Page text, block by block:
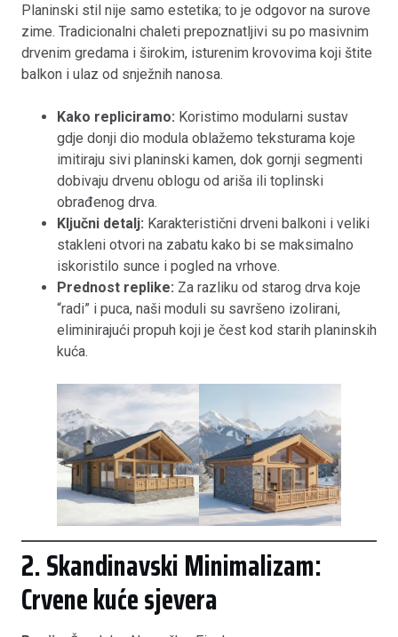
Planinski stil nije samo estetika; to je odgovor na surove
zime. Tradicionalni chaleti prepoznatljivi su po masivnim
drvenim gredama i širokim, isturenim krovovima koji štite
balkon i ulaz od snježnih nanosa.
Kako repliciramo: Koristimo modularni sustav
gdje donji dio modula oblažemo teksturama koje
imitiraju sivi planinski kamen, dok gornji segmenti
dobivaju drvenu oblogu od ariša ili toplinski
obrađenog drva.
Ključni detalj: Karakteristični drveni balkoni i veliki
stakleni otvori na zabatu kako bi se maksimalno
iskoristilo sunce i pogled na vrhove.
Prednost replike: Za razliku od starog drva koje
“radi” i puca, naši moduli su savršeno izolirani,
eliminirajući propuh koji je čest kod starih planinskih
kuća.
2. Skandinavski Minimalizam:
Crvene kuće sjevera